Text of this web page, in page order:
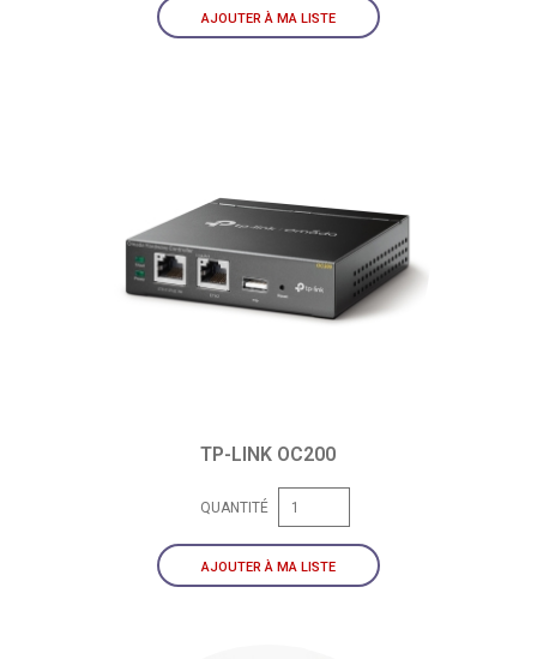
AJOUTER À MA LISTE
TP-LINK OC200
QUANTITÉ
AJOUTER À MA LISTE